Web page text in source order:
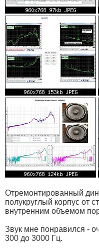
Отремонтированный
полукруглый корпус от
внутренним объемом
Звук мне понравился -
300 до 3000 Гц.